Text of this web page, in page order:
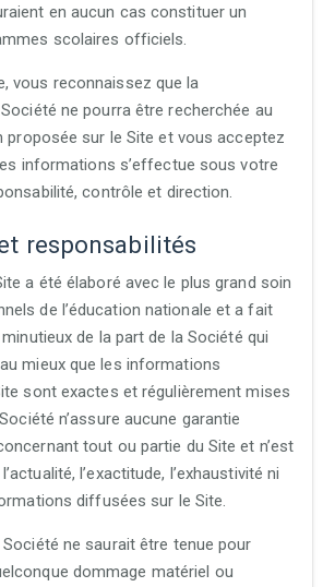
en aucun cas constituer un
scolaires officiels.
vous reconnaissez que la
ne pourra être recherchée au
proposée sur le Site et vous acceptez
informations s’effectue sous votre
contrôle et direction.
responsabilités
a été élaboré avec le plus grand soin
de l’éducation nationale et a fait
minutieux de la part de la Société qui
mieux que les informations
sont exactes et régulièrement mises
n’assure aucune garantie
tout ou partie du Site et n’est
l’exactitude, l’exhaustivité ni
diffusées sur le Site.
Société ne saurait être tenue pour
dommage matériel ou